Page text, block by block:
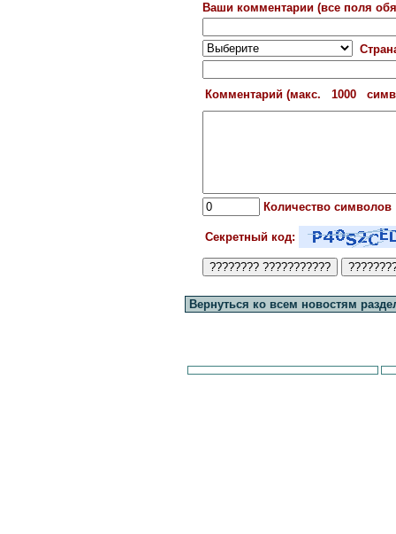
Ваши комментарии (все поля
Комментарий (макс. 1000
Количество символов
Секретный код:
Вернуться ко всем новостям